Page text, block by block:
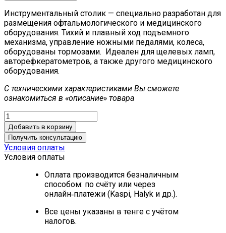
Инструментальный столик — специально разработан для
размещения офтальмологического и медицинского
оборудования. Тихий и плавный ход подъемного
механизма, управление ножными педалями, колеса,
оборудованы тормозами. Идеален для щелевых ламп,
авторефкератометров, а также другого медицинского
оборудования.
С техническими характеристиками Вы сможете
ознакомиться в «описание» товара
Добавить в корзину
Получить консультацию
Условия оплаты
Условия оплаты
Оплата производится безналичным
способом: по счёту или через
онлайн‑платежи (Kaspi, Halyk и др.).
Все цены указаны в тенге с учётом
налогов.